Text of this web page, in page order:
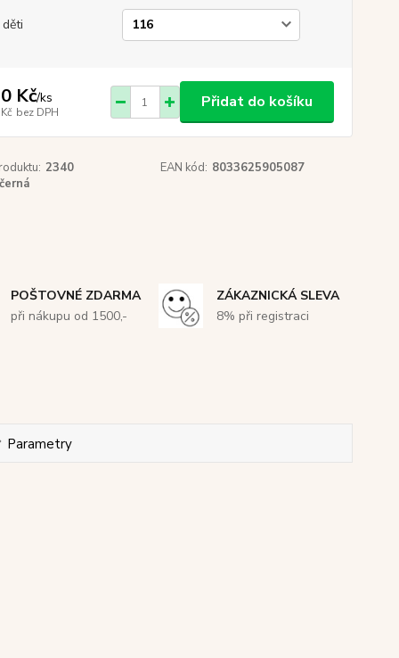
Kč/ks
bez DPH
Přidat do košíku
2340 EAN kód: 8033625905087
černá
POŠTOVNÉ ZDARMA
při nákupu od 1500,-
ZÁKAZNICKÁ SLEVA
8% při registraci
Parametry